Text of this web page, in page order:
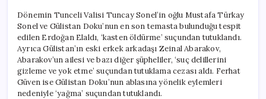
Dönemin Tunceli Valisi Tuncay Sonel’in oğlu Mustafa Türkay
Sonel ve Gülistan Doku’nun en son temasta bulunduğu tespit
edilen Erdoğan Elaldı, ‘kasten öldürme’ suçundan tutuklandı.
Ayrıca Gülistan’ın eski erkek arkadaşı Zeinal Abarakov,
Abarakov’un ailesi ve bazı diğer şüpheliler, ‘suç delillerini
gizleme ve yok etme’ suçundan tutuklama cezası aldı. Ferhat
Güven ise Gülistan Doku’nun ablasına yönelik eylemleri
nedeniyle ‘yağma’ suçundan tutuklandı.